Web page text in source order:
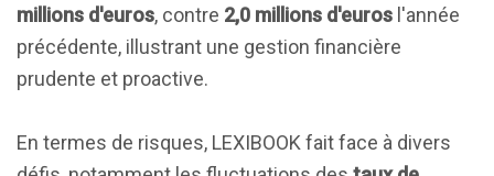
millions d'euros, contre 2,0 millions d'euros l'année
précédente, illustrant une gestion financière
prudente et proactive.
En termes de risques, LEXIBOOK fait face à divers